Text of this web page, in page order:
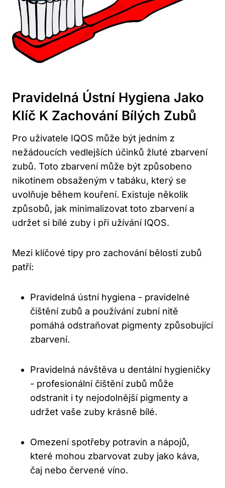
Pravidelná Ústní‌ Hygiena ​jako
Klíč ​k Zachování Bílých ‌zubů
Pro‌ uživatele ⁣IQOS může být jedním z
‌nežádoucích vedlejších účinků žluté ‌zbarvení
zubů. Toto zbarvení může​ být způsobeno
nikotinem ‌obsaženým‍ v tabáku,⁣ který se⁣
uvolňuje během⁤ kouření. ⁢Existuje⁣ několik
způsobů, jak⁤ minimalizovat‌ toto zbarvení a
udržet ⁣si‍ bílé zuby i při užívání IQOS.
Mezi‍ klíčové ⁢tipy‌ pro zachování bělosti zubů⁤
patří:
Pravidelná‍ ústní hygiena‍ -⁤ pravidelné
čištění zubů a používání zubní nitě
pomáhá odstraňovat pigmenty způsobující
‌zbarvení.
Pravidelná návštěva u dentální ⁤hygieničky
-⁤ profesionální čištění zubů⁣ může
odstranit ⁣i ty ⁣nejodolnější pigmenty a‍
udržet vaše zuby krásně bílé.
Omezení spotřeby​ potravin a ‍nápojů,
které mohou zbarvovat zuby ​jako káva,
čaj ‍nebo červené víno.